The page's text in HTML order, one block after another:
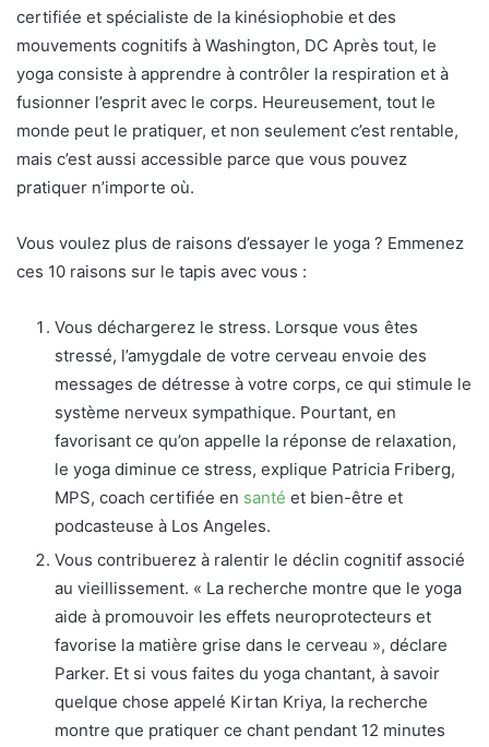
certifiée et spécialiste de la kinésiophobie et des
mouvements cognitifs à Washington, DC Après tout, le
yoga consiste à apprendre à contrôler la respiration et à
fusionner l’esprit avec le corps. Heureusement, tout le
monde peut le pratiquer, et non seulement c’est rentable,
mais c’est aussi accessible parce que vous pouvez
pratiquer n’importe où.
Vous voulez plus de raisons d’essayer le yoga ? Emmenez
ces 10 raisons sur le tapis avec vous :
Vous déchargerez le stress. Lorsque vous êtes
stressé, l’amygdale de votre cerveau envoie des
messages de détresse à votre corps, ce qui stimule le
système nerveux sympathique. Pourtant, en
favorisant ce qu’on appelle la réponse de relaxation,
le yoga diminue ce stress, explique Patricia Friberg,
MPS, coach certifiée en santé et bien-être et
podcasteuse à Los Angeles.
Vous contribuerez à ralentir le déclin cognitif associé
au vieillissement. « La recherche montre que le yoga
aide à promouvoir les effets neuroprotecteurs et
favorise la matière grise dans le cerveau », déclare
Parker. Et si vous faites du yoga chantant, à savoir
quelque chose appelé Kirtan Kriya, la recherche
montre que pratiquer ce chant pendant 12 minutes